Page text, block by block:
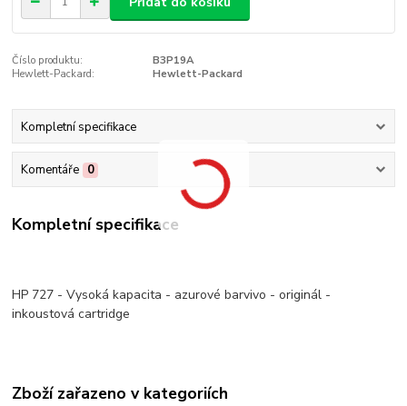
Číslo produktu:
B3P19A
Hewlett-Packard:
Hewlett-Packard
Kompletní specifikace
Komentáře 0
Kompletní specifikace
HP 727 - Vysoká kapacita - azurové barvivo - originál -
inkoustová cartridge
Zboží zařazeno v kategoriích